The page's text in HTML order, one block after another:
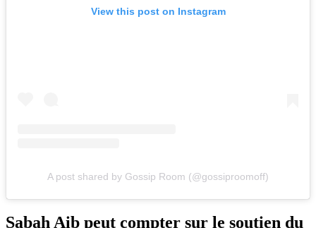
View this post on Instagram
A post shared by Gossip Room (@gossiproomoff)
Sabah Aib peut compter sur le soutien du